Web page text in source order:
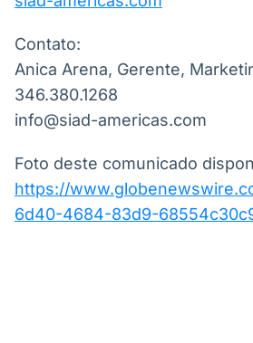
Contato:
Anica Arena, Gerente,
346.380.1268
info@siad-americas.com
Foto deste comunicado
https://
6d40-4684-83d9-